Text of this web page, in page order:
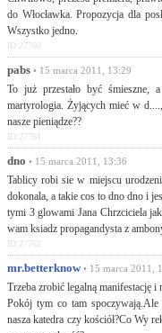
do Włocławka. Propozycja dla
Wszystko jedno.
ID:27760
pabs • 15 marca 2011, 13:29
To już przestało być śmieszne,
martyrologia. Żyjących mieć w
nasze pieniądze??
ID:27761
dno • 15 marca 2011, 13:36
Tablicy robi sie w miejscu
dokonala, a takie cos to dno dno i
tymi 3 glowami Jana Chrzciciela
wam ksiadz propagandysta z
ID:27762
mr.betterknow• 15 marca 2011,
Trzeba zrobić legalną manifestację
Pokój tym co tam spoczywają.Ale
nasza katedra czy kościół?Co Wy